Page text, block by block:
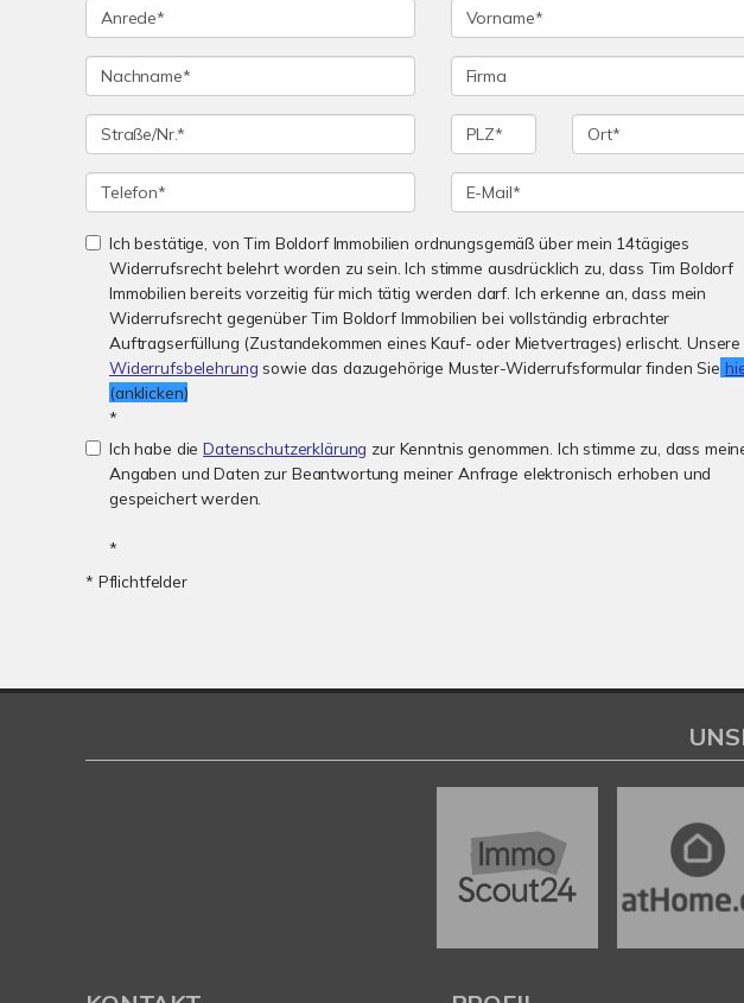
Ich bestätige, von Tim Boldorf Immobilien ordnungsgemäß über mein 14tägiges
Widerrufsrecht belehrt worden zu sein. Ich stimme ausdrücklich zu, dass Tim Boldorf
Immobilien bereits vorzeitig für mich tätig werden darf. Ich erkenne an, dass mein
Widerrufsrecht gegenüber Tim Boldorf Immobilien bei vollständig erbrachter
Auftragserfüllung (Zustandekommen eines Kauf- oder Mietvertrages) erlischt. Unsere
Widerrufsbelehrung sowie das dazugehörige Muster-Widerrufsformular finden Sie
(anklicken)
*
Ich habe dieDatenschutzerklärung zur Kenntnis genommen. Ich stimme zu, dass
Angaben und Daten zur Beantwortung meiner Anfrage elektronisch erhoben und
gespeichert werden.
*
* Pflichtfelder